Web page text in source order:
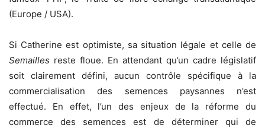
(Europe / USA).
Si Catherine est optimiste, sa situation légale et celle de
Semailles reste floue. En attendant qu’un cadre législatif
soit clairement défini, aucun contrôle spécifique à la
commercialisation des semences paysannes n’est
effectué. En effet, l’un des enjeux de la réforme du
commerce des semences est de déterminer qui de